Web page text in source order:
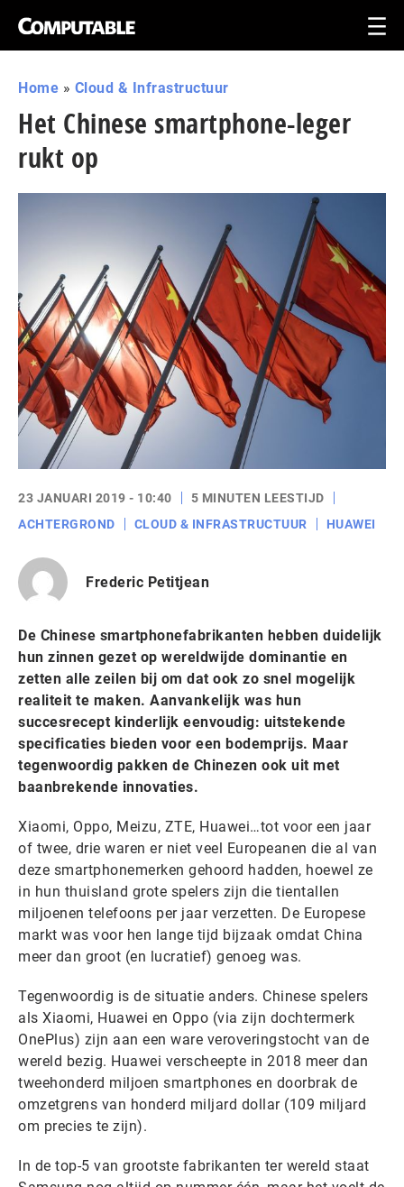
Home » Cloud & Infrastructuur
Het Chinese smartphone-leger
rukt op
23 JANUARI 2019 - 10:40
5 MINUTEN LEESTIJD
ACHTERGROND
CLOUD & INFRASTRUCTUUR HUAWEI
Frederic Petitjean
De Chinese smartphonefabrikanten hebben duidelijk
hun zinnen gezet op wereldwijde dominantie en
zetten alle zeilen bij om dat ook zo snel mogelijk
realiteit te maken. Aanvankelijk was hun
succesrecept kinderlijk eenvoudig: uitstekende
specificaties bieden voor een bodemprijs. Maar
tegenwoordig pakken de Chinezen ook uit met
baanbrekende innovaties.
Xiaomi, Oppo, Meizu, ZTE, Huawei…tot voor een jaar
of twee, drie waren er niet veel Europeanen die al van
deze smartphonemerken gehoord hadden, hoewel ze
in hun thuisland grote spelers zijn die tientallen
miljoenen telefoons per jaar verzetten. De Europese
markt was voor hen lange tijd bijzaak omdat China
meer dan groot (en lucratief) genoeg was.
Tegenwoordig is de situatie anders. Chinese spelers
als Xiaomi, Huawei en Oppo (via zijn dochtermerk
OnePlus) zijn aan een ware veroveringstocht van de
wereld bezig. Huawei verscheepte in 2018 meer dan
tweehonderd miljoen smartphones en doorbrak de
omzetgrens van honderd miljard dollar (109 miljard
om precies te zijn).
In de top-5 van grootste fabrikanten ter wereld staat